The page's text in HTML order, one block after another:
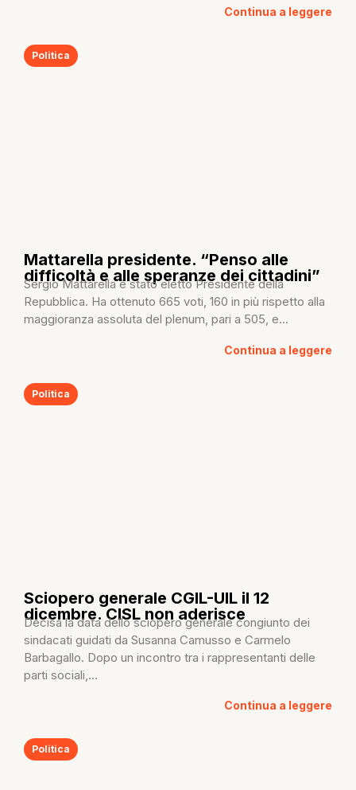
Continua a leggere
Politica
Mattarella presidente. “Penso alle
difficoltà e alle speranze dei cittadini”
Sergio Mattarella è stato eletto Presidente della
Repubblica. Ha ottenuto 665 voti, 160 in più rispetto alla
maggioranza assoluta del plenum, pari a 505, e...
Continua a leggere
Politica
Sciopero generale CGIL-UIL il 12
dicembre. CISL non aderisce
Decisa la data dello sciopero generale congiunto dei
sindacati guidati da Susanna Camusso e Carmelo
Barbagallo. Dopo un incontro tra i rappresentanti delle
parti sociali,...
Continua a leggere
Politica